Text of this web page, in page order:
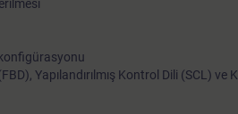
(LAD) / Fonksiyon Blok Diargramı
Dili (SCL) ve Yapısal Metin Dili
yorumlamak ve
Yapılandırılmış Kontrol Dili (SCL) ve